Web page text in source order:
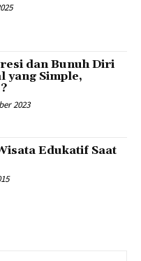
dan Bunuh Diri
yang Simple,
2023
Edukatif Saat